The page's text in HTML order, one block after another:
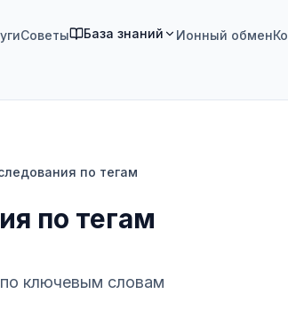
Советы База знаний Ионный обмен
по тегам
по тегам
ключевым словам